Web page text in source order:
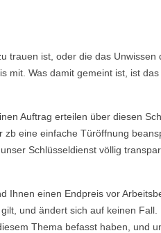
trauen ist, oder die das
Was damit gemeint ist, ist
Auftrag erteilen über diesen
eine einfache Türöffnung
Schlüsseldienst völlig
Ihnen einen Endpreis vor
und ändert sich auf keinen
Thema befasst haben, und